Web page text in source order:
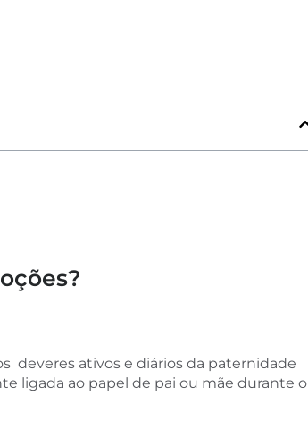
deveres ativos e diários da paternidade
ligada ao papel de pai ou mãe durante o